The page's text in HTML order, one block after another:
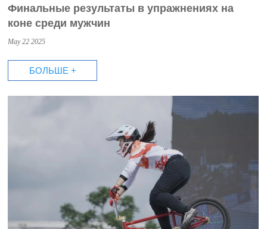
Финальные результаты в упражнениях на
коне среди мужчин
May 22 2025
БОЛЬШЕ +